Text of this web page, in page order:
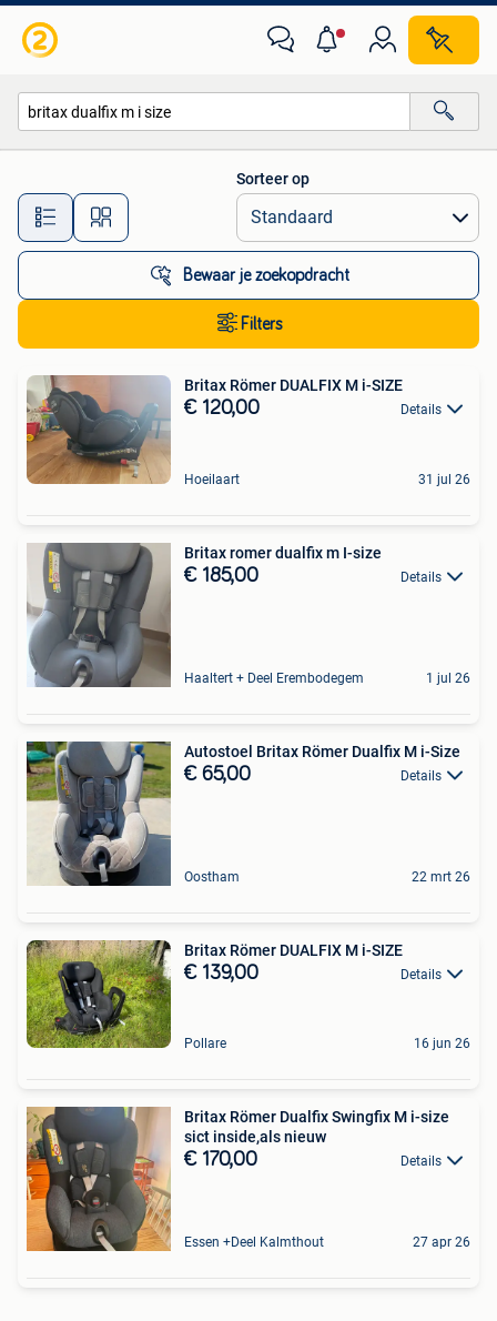
Alle afstanden…
Sorteer op
Bewaar je zoekopdracht
Filters
Britax Römer DUALFIX M i-SIZE
€ 120,00 Details
Hoeilaart 31 jul 26
Britax romer dualfix m I-size
€ 185,00 Details
Haaltert + Deel Erembodegem 1 jul 26
Autostoel Britax Römer Dualfix M i-Size
€ 65,00 Details
Oostham 22 mrt 26
Britax Römer DUALFIX M i-SIZE
€ 139,00 Details
Pollare 16 jun 26
Britax Römer Dualfix Swingfix M i-size
sict inside,als nieuw
€ 170,00 Details
Essen +Deel Kalmthout 27 apr 26